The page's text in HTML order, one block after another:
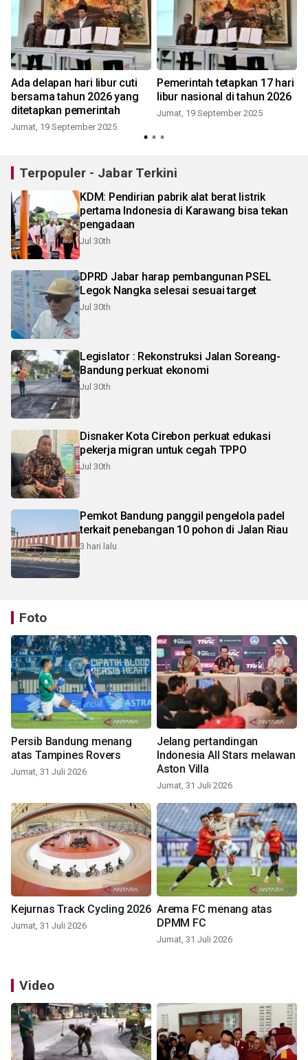
Ada delapan hari libur cuti
bersama tahun 2026 yang
ditetapkan pemerintah
Jumat, 19 September 2025
Pemerintah tetapkan 17 hari
libur nasional di tahun 2026
Jumat, 19 September 2025
Terpopuler - Jabar Terkini
KDM: Pendirian pabrik alat berat listrik
pertama Indonesia di Karawang bisa tekan
pengadaan
Jul 30th
DPRD Jabar harap pembangunan PSEL
Legok Nangka selesai sesuai target
Jul 30th
Legislator : Rekonstruksi Jalan Soreang-
Bandung perkuat ekonomi
Jul 30th
Disnaker Kota Cirebon perkuat edukasi
pekerja migran untuk cegah TPPO
Jul 30th
Pemkot Bandung panggil pengelola padel
terkait penebangan 10 pohon di Jalan Riau
3 hari lalu
Foto
Persib Bandung menang
atas Tampines Rovers
Jumat, 31 Juli 2026
Jelang pertandingan
Indonesia All Stars melawan
Aston Villa
Jumat, 31 Juli 2026
Kejurnas Track Cycling 2026
Jumat, 31 Juli 2026
Arema FC menang atas
DPMM FC
Jumat, 31 Juli 2026
Video